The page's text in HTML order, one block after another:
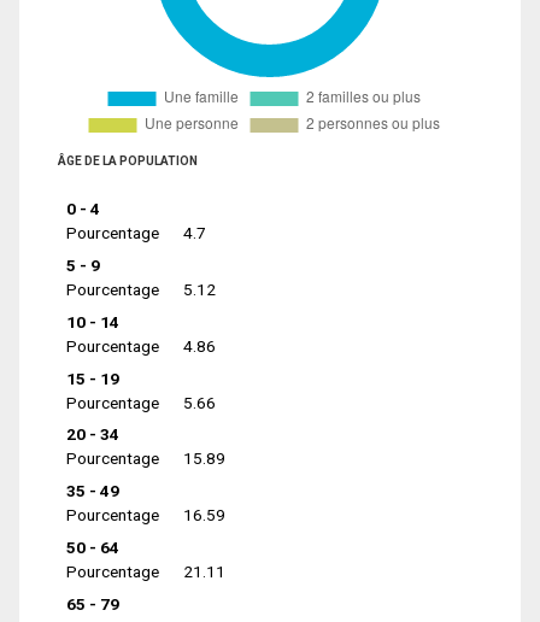
ÂGE DE LA POPULATION
0 - 4
Pourcentage
4.7
5 - 9
Pourcentage
5.12
10 - 14
Pourcentage
4.86
15 - 19
Pourcentage
5.66
20 - 34
Pourcentage
15.89
35 - 49
Pourcentage
16.59
50 - 64
Pourcentage
21.11
65 - 79